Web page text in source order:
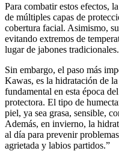
Para combatir estos efectos,
de múltiples capas de
cobertura facial. Asimismo,
evitando extremos de
lugar de jabones tradicionales.
Sin embargo, el paso más
Kawas, es la hidratación de
fundamental en esta época
protectora. El tipo de
piel, ya sea grasa, sensible,
Además, en invierno, la
al día para prevenir
agrietada y labios partidos.”